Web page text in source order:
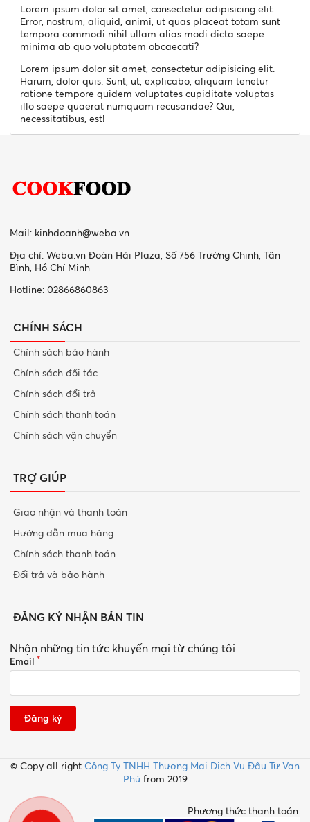
Lorem ipsum dolor sit amet, consectetur adipisicing elit.
Error, nostrum, aliquid, animi, ut quas placeat totam sunt
tempora commodi nihil ullam alias modi dicta saepe
minima ab quo voluptatem obcaecati?
Lorem ipsum dolor sit amet, consectetur adipisicing elit.
Harum, dolor quis. Sunt, ut, explicabo, aliquam tenetur
ratione tempore quidem voluptates cupiditate voluptas
illo saepe quaerat numquam recusandae? Qui,
necessitatibus, est!
Mail: kinhdoanh@weba.vn
Địa chỉ: Weba.vn Đoàn Hải Plaza, Số 756 Trường Chinh, Tân
Bình, Hồ Chí Minh
Hotline: 02866860863
CHÍNH SÁCH
Chính sách bảo hành
Chính sách đối tác
Chính sách đổi trả
Chính sách thanh toán
Chính sách vận chuyển
TRỢ GIÚP
Giao nhận và thanh toán
Hướng dẫn mua hàng
Chính sách thanh toán
Đổi trả và bảo hành
ĐĂNG KÝ NHẬN BẢN TIN
Nhận những tin tức khuyến mại từ chúng tôi
Email
Đăng ký
© Copy all right Công Ty TNHH Thương Mại Dịch Vụ Đầu Tư Vạn
Phú from 2019
Phương thức thanh toán: